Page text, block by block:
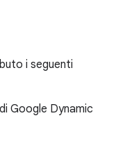
i seguenti
Google Dynamic